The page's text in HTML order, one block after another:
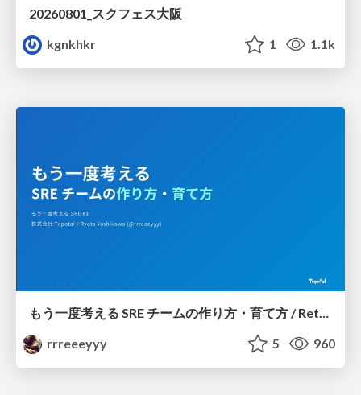
20260801_スクフェス大阪
kgnkhkr
1 1.1k
もう一度考える SRE チームの作り方・育て方 / Rethinking SRE #1: Building and Growing SRE Teams
rrreeeyyy
5 960